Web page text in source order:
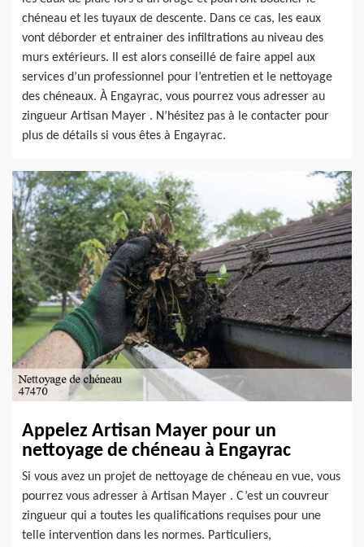
chéneau et les tuyaux de descente. Dans ce cas, les eaux
vont déborder et entrainer des infiltrations au niveau des
murs extérieurs. Il est alors conseillé de faire appel aux
services d’un professionnel pour l’entretien et le nettoyage
des chéneaux. À Engayrac, vous pourrez vous adresser au
zingueur Artisan Mayer . N’hésitez pas à le contacter pour
plus de détails si vous êtes à Engayrac.
Appelez Artisan Mayer pour un
nettoyage de chéneau à Engayrac
Si vous avez un projet de nettoyage de chéneau en vue, vous
pourrez vous adresser à Artisan Mayer . C’est un couvreur
zingueur qui a toutes les qualifications requises pour une
telle intervention dans les normes. Particuliers,